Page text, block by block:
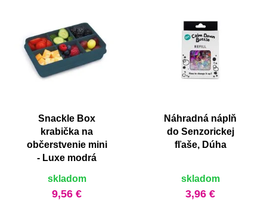
Snackle Box
krabička na
občerstvenie mini
- Luxe modrá
skladom
9,56 €
Náhradná náplň
do Senzorickej
fľaše, Dúha
skladom
3,96 €